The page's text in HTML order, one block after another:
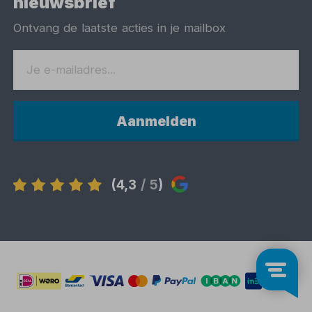
Ontvang de laatste acties in je mailbox
Aanmelden
(4,3 / 5)